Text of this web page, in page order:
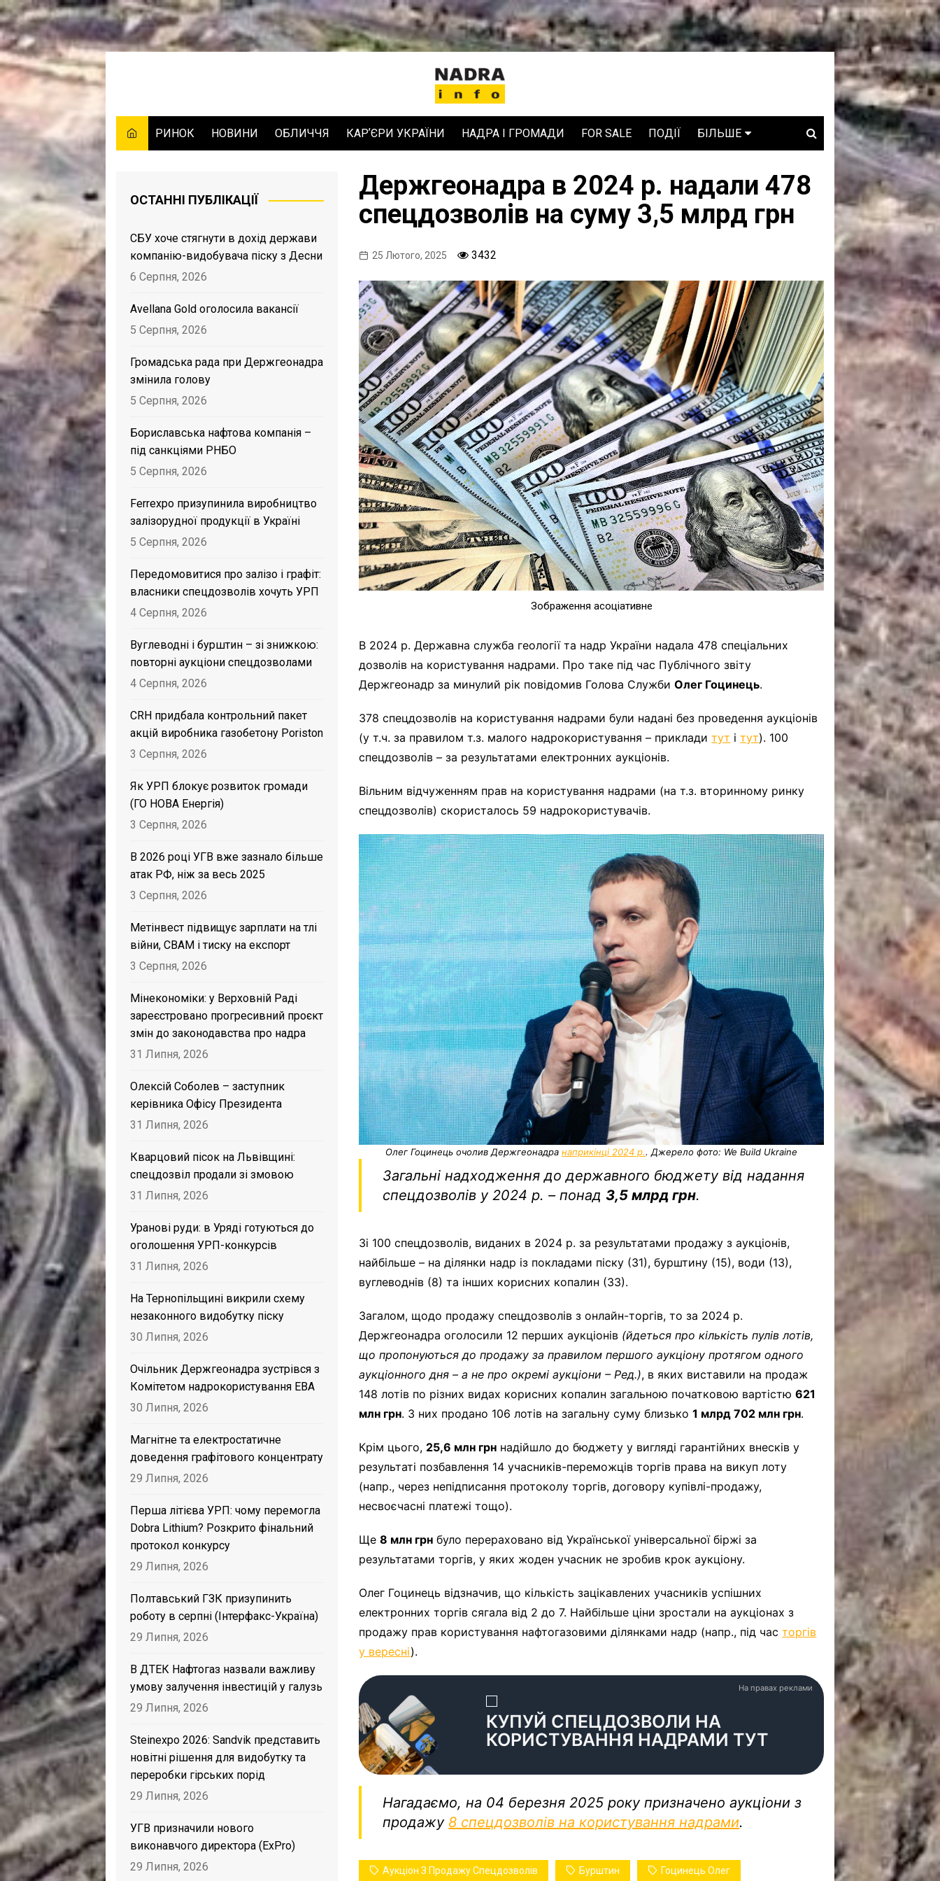
Skip
to
РИНОК НОВИНИ ОБЛИЧЧЯ КАРʼЄРИ УКРАЇНИ НАДРА І ГРОМАДИ FOR SALE ПОДІЇ БІЛЬШЕ
ЗРОБЛЕНО В УКРАЇНІ
WHO IS WHO
ГОВОРЯТЬ КОМПАНІЇ
КОНФЛІКТНІ НАДРА
САНКЦІЙНІ НАДРА
БЛОГИ
TECHNO
CRITICAL MINERALS
НАДРА ІНШИХ
ПРО ПРОЕКТ
Держгеонадра в 2024 р. надали 478
спецдозволів на суму 3,5 млрд грн
25 Лютого, 2025 3432
Зображення асоціативне
В 2024 р. Державна служба геології та надр України надала 478 спеціальних
дозволів на користування надрами. Про таке під час Публічного звіту
Держгеонадр за минулий рік повідомив Голова СлужбиОлег Гоцинець.
378 спецдозволів на користування надрами були надані без проведення аукціонів
(у т.ч. за правилом т.з. малого надрокористування – прикладитут ітут). 100
спецдозволів – за результатами електронних аукціонів.
Вільним відчуженням прав на користування надрами (на т.з. вторинному ринку
спецдозволів) скористалось 59 надрокористувачів.
Олег Гоцинець очолив Держгеонадранаприкінці 2024 р.. Джерело фото: We Build Ukraine
Загальні надходження до державного бюджету від надання
спецдозволів у 2024 р. – понад3,5 млрд грн.
Зі 100 спецдозволів, виданих в 2024 р. за результатами продажу з аукціонів,
найбільше – на ділянки надр із покладами піску (31), бурштину (15), води (13),
вуглеводнів (8) та інших корисних копалин (33).
Загалом, щодо продажу спецдозволів з онлайн-торгів, то за 2024 р.
Держгеонадра оголосили 12 перших аукціонів (йдеться про кількість пулів лотів,
що пропонуються до продажу за правилом першого аукціону протягом одного
аукціонного дня – а не про окремі аукціони – Ред.), в яких виставили на продаж
148 лотів по різних видах корисних копалин загальною початковою вартістю621
млн грн. З них продано 106 лотів на загальну суму близько1 млрд 702 млн грн.
Крім цього, 25,6 млн грн надійшло до бюджету у вигляді гарантійних внесків у
результаті позбавлення 14 учасників-переможців торгів права на викуп лоту
(напр., через непідписання протоколу торгів, договору купівлі-продажу,
несвоєчасні платежі тощо).
Ще8 млн грн було перераховано від Української універсальної біржі за
результатами торгів, у яких жоден учасник не зробив крок аукціону.
Олег Гоцинець відзначив, що кількість зацікавлених учасників успішних
електронних торгів сягала від 2 до 7. Найбільше ціни зростали на аукціонах з
продажу прав користування нафтогазовими ділянками надр (напр., під часторгів
у вересні).
На правах реклами
КУПУЙ СПЕЦДОЗВОЛИ НА
КОРИСТУВАННЯ НАДРАМИ ТУТ
Нагадаємо, на 04 березня 2025 року призначено аукціони з
продажу 8 спецдозволів на користування надрами.
Аукціон З Продажу Спецдозволів Бурштин Гоцинець Олег
ОСТАННІ ПУБЛІКАЦІЇ
СБУ хоче стягнути в дохід держави
компанію-видобувача піску з Десни
6 Серпня, 2026
Avellana Gold оголосила вакансії
5 Серпня, 2026
Громадська рада при Держгеонадра
змінила голову
5 Серпня, 2026
Бориславська нафтова компанія –
під санкціями РНБО
5 Серпня, 2026
Ferrexpo призупинила виробництво
залізорудної продукції в Україні
5 Серпня, 2026
Передомовитися про залізо і графіт:
власники спецдозволів хочуть УРП
4 Серпня, 2026
Вуглеводні і бурштин – зі знижкою:
повторні аукціони спецдозволами
4 Серпня, 2026
CRH придбала контрольний пакет
акцій виробника газобетону Poriston
3 Серпня, 2026
Як УРП блокує розвиток громади
(ГО НОВА Енергія)
3 Серпня, 2026
В 2026 році УГВ вже зазнало більше
атак РФ, ніж за весь 2025
3 Серпня, 2026
Метінвест підвищує зарплати на тлі
війни, CBAM і тиску на експорт
3 Серпня, 2026
Мінекономіки: у Верховній Раді
зареєстровано прогресивний проєкт
змін до законодавства про надра
31 Липня, 2026
Олексій Соболев – заступник
керівника Офісу Президента
31 Липня, 2026
Кварцовий пісок на Львівщині:
спецдозвіл продали зі змовою
31 Липня, 2026
Уранові руди: в Уряді готуються до
оголошення УРП-конкурсів
31 Липня, 2026
На Тернопільщині викрили схему
незаконного видобутку піску
30 Липня, 2026
Очільник Держгеонадра зустрівся з
Комітетом надрокористування EBA
30 Липня, 2026
Магнітне та електростатичне
доведення графітового концентрату
29 Липня, 2026
Перша літієва УРП: чому перемогла
Dobra Lithium? Розкрито фінальний
протокол конкурсу
29 Липня, 2026
Полтавський ГЗК призупинить
роботу в серпні (Інтерфакс-Україна)
29 Липня, 2026
В ДТЕК Нафтогаз назвали важливу
умову залучення інвестицій у галузь
29 Липня, 2026
Steinexpo 2026: Sandvik представить
новітні рішення для видобутку та
переробки гірських порід
29 Липня, 2026
УГВ призначили нового
виконавчого директора (ExPro)
29 Липня, 2026